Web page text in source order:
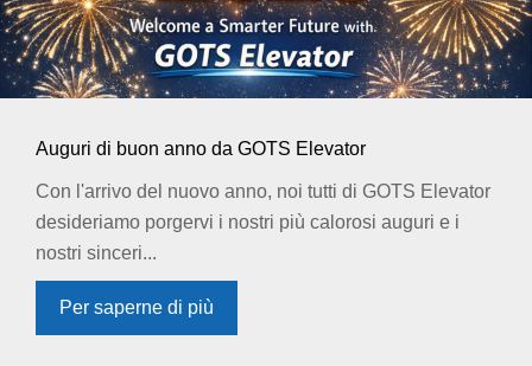
Auguri di buon anno da GOTS Elevator
Con l'arrivo del nuovo anno, noi tutti di GOTS Elevator
desideriamo porgervi i nostri più calorosi auguri e i
nostri sinceri...
Per saperne di più